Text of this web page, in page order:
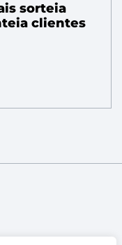
sorteia
clientes